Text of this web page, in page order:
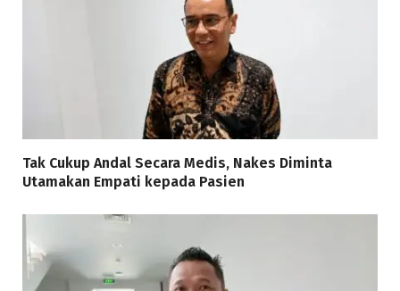
Tak Cukup Andal Secara Medis, Nakes Diminta
Utamakan Empati kepada Pasien